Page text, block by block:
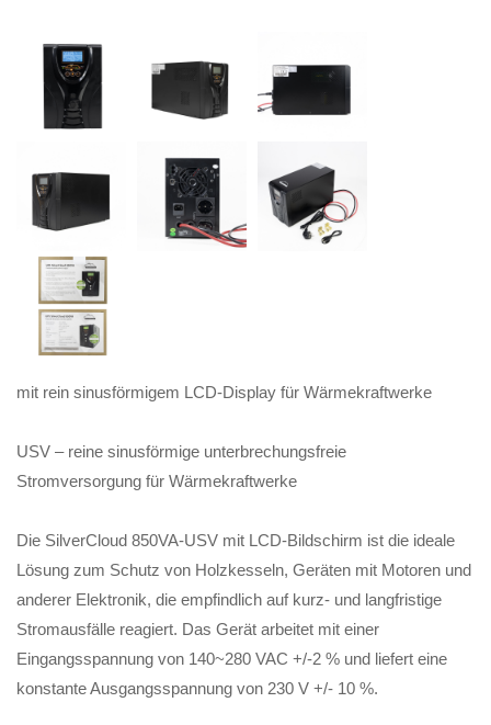
mit rein sinusförmigem LCD-Display für Wärmekraftwerke
USV – reine sinusförmige unterbrechungsfreie
Stromversorgung für Wärmekraftwerke
Die SilverCloud 850VA-USV mit LCD-Bildschirm ist die ideale
Lösung zum Schutz von Holzkesseln, Geräten mit Motoren und
anderer Elektronik, die empfindlich auf kurz- und langfristige
Stromausfälle reagiert. Das Gerät arbeitet mit einer
Eingangsspannung von 140~280 VAC +/-2 % und liefert eine
konstante Ausgangsspannung von 230 V +/- 10 %.